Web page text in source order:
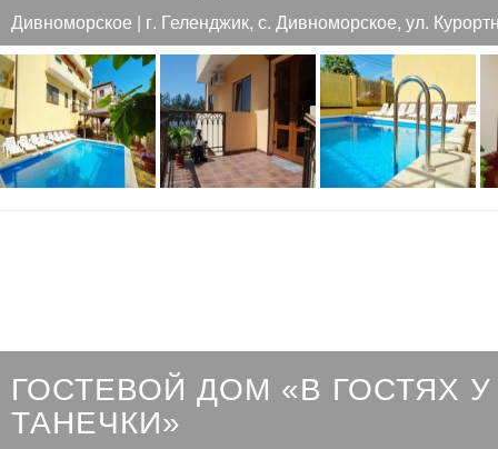
Дивноморское | г. Геленджик, с. Дивноморское, ул.
ГОСТЕВОЙ ДОМ «В ГОСТЯХ У
ТАНЕЧКИ»